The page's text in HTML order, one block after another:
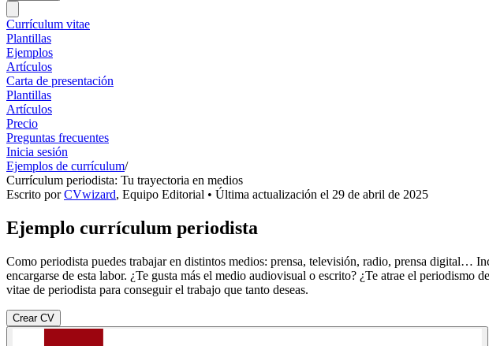
Currículum vitae
Plantillas
Ejemplos
Artículos
Carta de presentación
Plantillas
Artículos
Precio
Preguntas frecuentes
Inicia sesión
Ejemplos de currículum/
Currículum periodista: Tu trayectoria en medios
Escrito porCVwizard, Equipo Editorial • Última actualización el 29 de abril de 2025
Ejemplo currículum periodista
Como periodista puedes trabajar en distintos medios: prensa, televisión, radio, prensa digital…
encargarse de esta labor. ¿Te gusta más el medio audiovisual o escrito? ¿Te atrae el
vitae de periodista para conseguir el trabajo que tanto deseas.
Crear CV